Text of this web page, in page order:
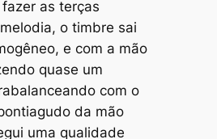
as terças
o timbre sai
e com a mão
quase um
com o
da mão
uma qualidade